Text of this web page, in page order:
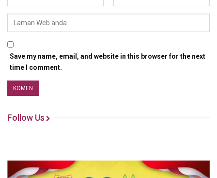
Save my name, email, and website in this browser for the next
time I comment.
Follow Us